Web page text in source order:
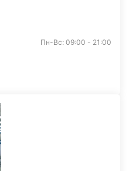
Пн-Вс: 09:00 - 21:00